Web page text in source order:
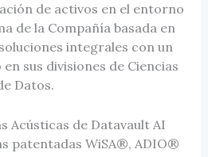
de activos en el entorno
de la Compañía basada en
integrales con un
sus divisiones de Ciencias
Datos.
Acústicas de Datavault AI
patentadas WiSA®, ADIO®